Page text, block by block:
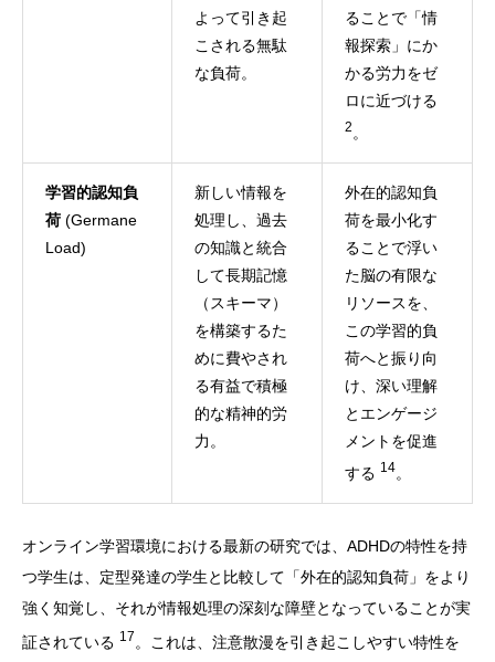
よって引き起
こされる無駄
な負荷。
ることで「情
報探索」にか
かる労力をゼ
ロに近づける
2 。
学習的認知負
荷 (Germane
Load)
新しい情報を
処理し、過去
の知識と統合
して長期記憶
（スキーマ）
を構築するた
めに費やされ
る有益で積極
的な精神的労
力。
外在的認知負
荷を最小化す
ることで浮い
た脳の有限な
リソースを、
この学習的負
荷へと振り向
け、深い理解
とエンゲージ
メントを促進
する 14。
オンライン学習環境における最新の研究では、ADHDの特性を持
つ学生は、定型発達の学生と比較して「外在的認知負荷」をより
強く知覚し、それが情報処理の深刻な障壁となっていることが実
証されている 17 。これは、注意散漫を引き起こしやすい特性を